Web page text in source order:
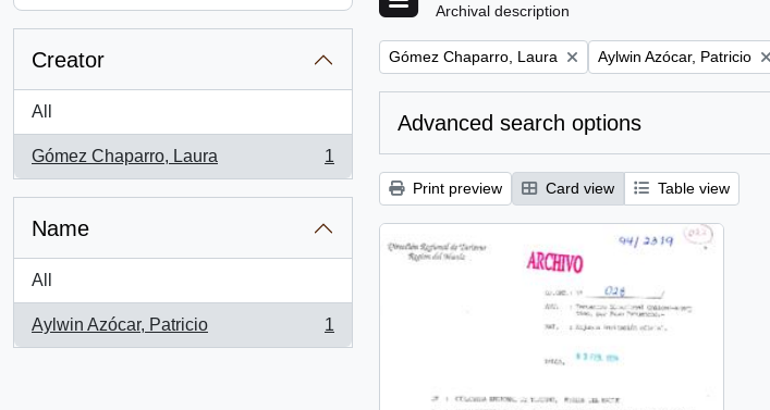
Creator
All
Gómez Chaparro, Laura
, 1 results
1
Name
All
Aylwin Azócar, Patricio
, 1 results
1
Archival description
Remove filter:
Gómez Chaparro, Laura Remove filter:
Aylwin Azócar, Patricio
Advanced search options
Print preview Card view Table view